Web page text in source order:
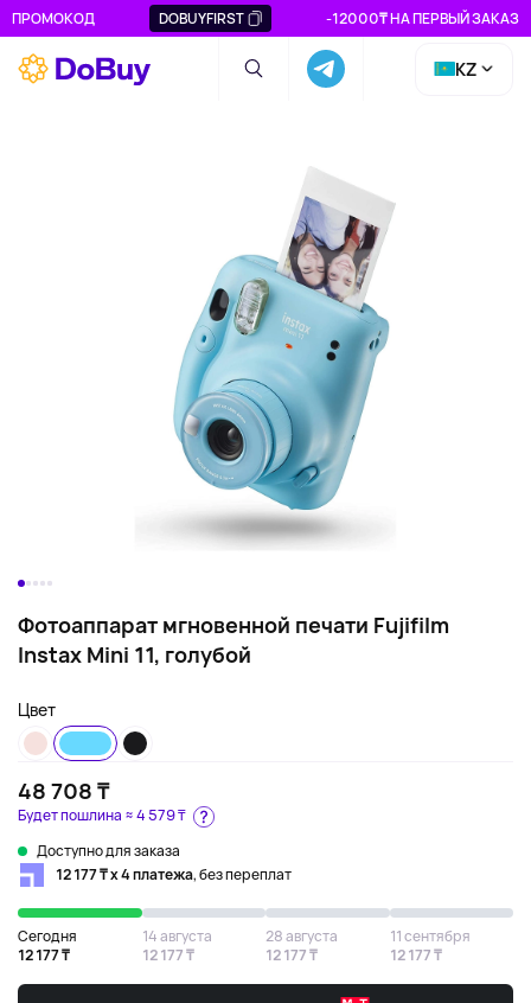
ПРОМОКОД DOBUYFIRST -12000₸ НА ПЕРВЫЙ ЗАКАЗ
KZ
Фотоаппарат мгновенной печати Fujifilm
Instax Mini 11, голубой
Цвет
48 708 ₸
Доступно для заказа
Будет пошлина ≈4 579 ₸
12 177 ₸ х 4 платежа, без переплат
Сегодня
12 177 ₸
14 августа
12 177 ₸
28 августа
12 177 ₸
11 сентября
12 177 ₸